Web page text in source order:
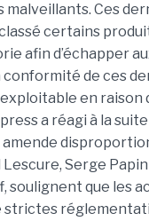
malveillants. Ces
certains
afin d’échapper
de ces
en raison
a réagi à la suite
Serge
soulignent que les
strictes